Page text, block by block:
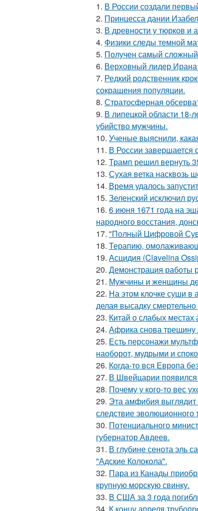
1. В России создали
2. Принцесса дании
3. В древности у тюрков и
4. Физики следы темной
5. Получен самый сложный
6. Верховный лидер Ирана
7. Редкий родственник
сокращения популяции.
8. Стратосферная
9. В липецкой области 18-
убийство мужчины.
10. Ученые выяснили,
11. В России завершается
12. Трамп решил вернуть
13. Сухая ветка насквозь
14. Время удалось
15. Зеленский исключил
16. 6 июня 1671 года на
народного восстания,
17. "Полный Цифровой
18. Терапию,
19. Асцидия (Clavelina
20. Демонстрация работы
21. Мужчины и женщины
22. На этом клочке суши в
делая высадку
23. Китай о слабых
24. Африка снова трещину
25. Есть персонажи
наоборот, мудрыми и
26. Когда-то вся Европа
27. В Швейцарии
28. Почему у кого-то вес
29. Эта амфибия выглядит
следствие эволюционного
30. Потенциального
губернатор Авдеев.
31. В глубине сенота эль
"Адские Колокола".
32. Пара из Канады
крупную морскую свинку.
33. В США за 3 года